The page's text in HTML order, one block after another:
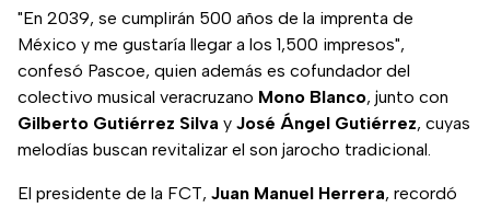
"En 2039, se cumplirán 500 años de la imprenta de
México y me gustaría llegar a los 1,500 impresos",
confesó Pascoe, quien además es cofundador del
colectivo musical veracruzano Mono Blanco, junto con
Gilberto Gutiérrez Silva y José Ángel Gutiérrez, cuyas
melodías buscan revitalizar el son jarocho tradicional.
El presidente de la FCT, Juan Manuel Herrera, recordó